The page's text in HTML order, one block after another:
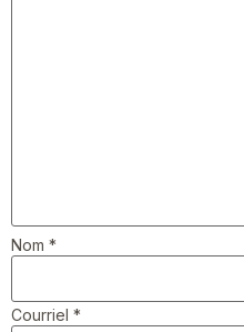
Nom *
Courriel *